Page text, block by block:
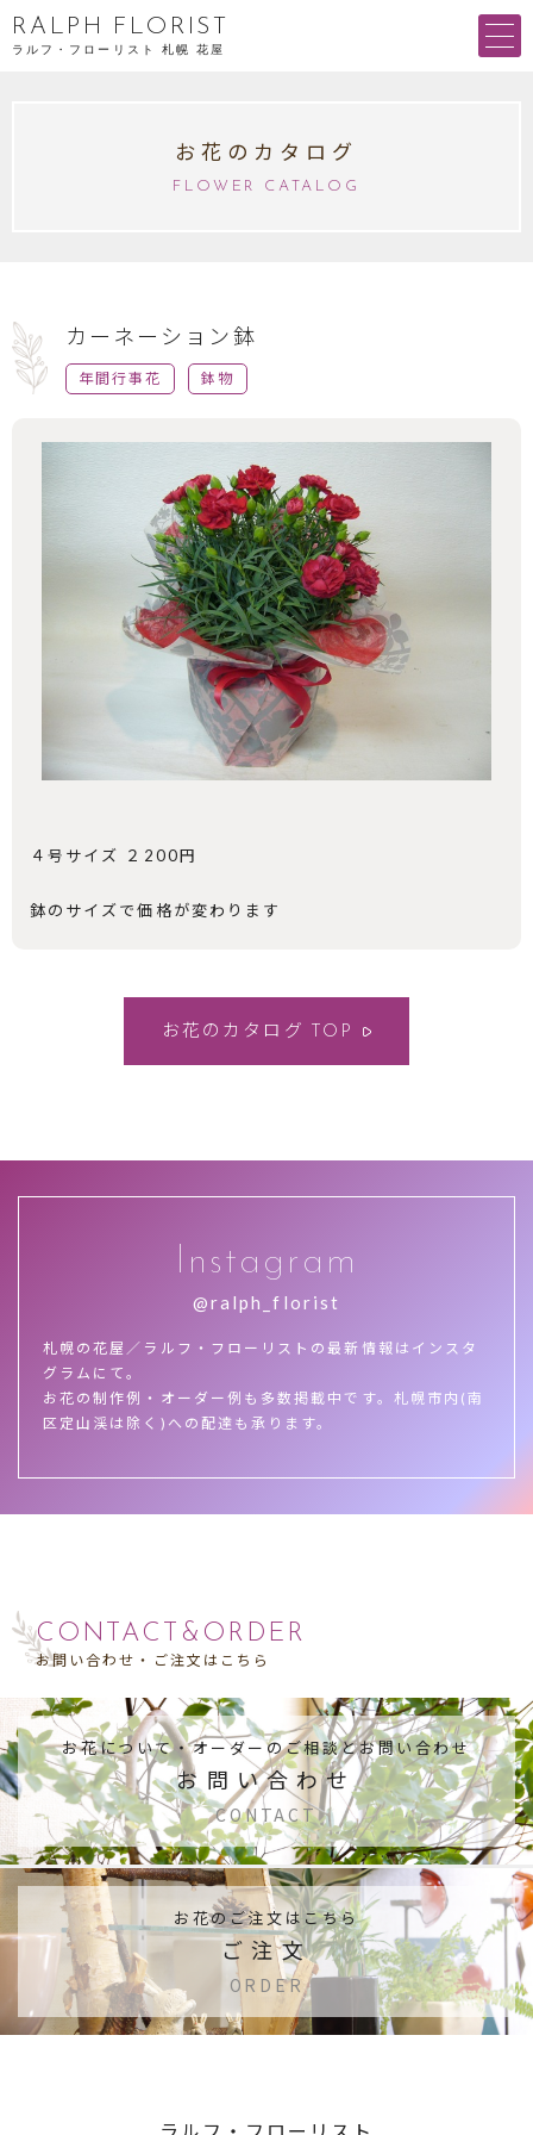
RALPH FLORIST
ラルフ・フローリスト 札幌 花屋
お花のカタログ
FLOWER CATALOG
カーネーション鉢
年間行事花 鉢物
４号サイズ ２200円
鉢のサイズで価格が変わります
お花のカタログ TOP
Instagram
@ralph_florist
札幌の花屋／ラルフ・フローリストの最新情報はインスタ
グラムにて。
お花の制作例・オーダー例も多数掲載中です。札幌市内(南
区定山渓は除く)への配達も承ります。
CONTACT&ORDER
お問い合わせ・ご注文はこちら
お花について・オーダーのご相談とお問い合わせ
お問い合わせ
CONTACT
お花のご注文はこちら
ご注文
ORDER